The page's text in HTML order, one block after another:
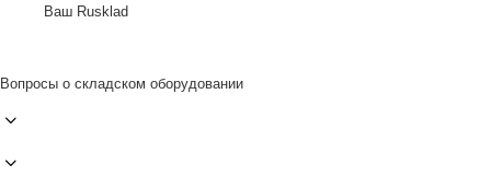
Ваш Rusklad
Вопросы о складском оборудовании